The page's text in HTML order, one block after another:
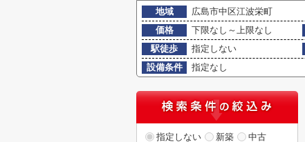
地域
広島市中区江波栄町
価格
下限なし～上限なし
駅徒歩
指定しない
設備条件
指定なし
指定しない 新築
中古